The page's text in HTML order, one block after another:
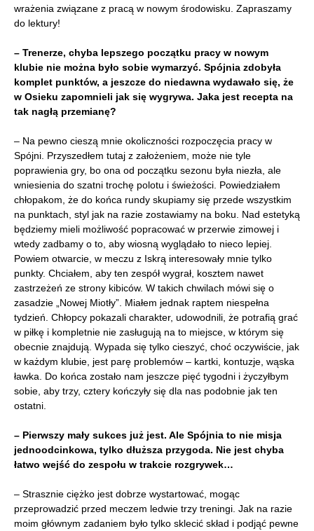
wrażenia związane z pracą w nowym środowisku. Zapraszamy
do lektury!
– Trenerze, chyba lepszego początku pracy w nowym
klubie nie można było sobie wymarzyć. Spójnia zdobyła
komplet punktów, a jeszcze do niedawna wydawało się, że
w Osieku zapomnieli jak się wygrywa. Jaka jest recepta na
tak nagłą przemianę?
– Na pewno cieszą mnie okoliczności rozpoczęcia pracy w
Spójni. Przyszedłem tutaj z założeniem, może nie tyle
poprawienia gry, bo ona od początku sezonu była niezła, ale
wniesienia do szatni trochę polotu i świeżości. Powiedziałem
chłopakom, że do końca rundy skupiamy się przede wszystkim
na punktach, styl jak na razie zostawiamy na boku. Nad estetyką
będziemy mieli możliwość popracować w przerwie zimowej i
wtedy zadbamy o to, aby wiosną wyglądało to nieco lepiej.
Powiem otwarcie, w meczu z Iskrą interesowały mnie tylko
punkty. Chciałem, aby ten zespół wygrał, kosztem nawet
zastrzeżeń ze strony kibiców. W takich chwilach mówi się o
zasadzie „Nowej Miotły”. Miałem jednak raptem niespełna
tydzień. Chłopcy pokazali charakter, udowodnili, że potrafią grać
w piłkę i kompletnie nie zasługują na to miejsce, w którym się
obecnie znajdują. Wypada się tylko cieszyć, choć oczywiście, jak
w każdym klubie, jest parę problemów – kartki, kontuzje, wąska
ławka. Do końca zostało nam jeszcze pięć tygodni i życzyłbym
sobie, aby trzy, cztery kończyły się dla nas podobnie jak ten
ostatni.
– Pierwszy mały sukces już jest. Ale Spójnia to nie misja
jednoodcinkowa, tylko dłuższa przygoda. Nie jest chyba
łatwo wejść do zespołu w trakcie rozgrywek…
– Strasznie ciężko jest dobrze wystartować, mogąc
przeprowadzić przed meczem ledwie trzy treningi. Jak na razie
moim głównym zadaniem było tylko sklecić skład i podjąć pewne